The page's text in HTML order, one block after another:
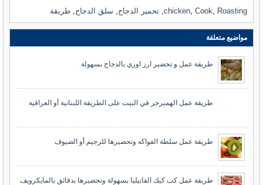
chicken, Cook, Roasting
,تحمير الدجاج, سلق الدجاج,طريقة
مواضيع متعلقة
طريقة عمل و تحضير ارز اوزي بالدجاج بسهولة
طريقة عمل الهمبرجر في البيت على الطريقة اللبنانية أو العراقية
طريقة عمل سلطة الفواكه وتحضيرها للرجيم أو الضيوف
طريقة عمل كب كيك الفانيليا بسهولة وتحضيرها بدقائق بالمايكرويف